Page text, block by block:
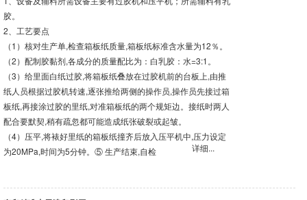
胶。
2、工艺要点
（1）核对生产单,检查箱板纸质量,箱板纸标准含水量为12％。
（2）配制胶黏剂,各成分的质量配比为：白乳胶：水=3:1。
（3）给里面白纸过胶,将箱板纸叠放在过胶机前的台板上,由推
纸人员根据过胶机转速,逐张推给两侧的操作员,操作员先接过箱
板纸,再接涂过胶的里纸,对准箱板纸的两个规矩边。接纸时两人
配合要默契,稍有疏忽都可能造成纸张破裂或起皱。
（4）压平,将裱好里纸的箱板纸撞齐后放入压平机中,压力设定
为20MPa,时间为5分钟。⑤ 生产结束,自检
详细...